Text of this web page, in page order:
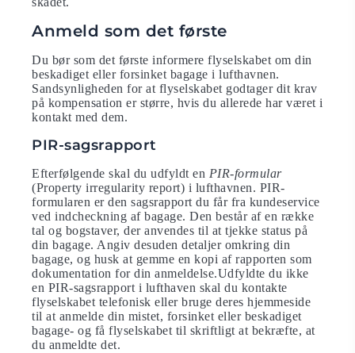
Anmeld som det første
Du bør som det første informere flyselskabet om din
beskadiget eller forsinket bagage i lufthavnen.
Sandsynligheden for at flyselskabet godtager dit krav
på kompensation er større, hvis du allerede har været i
kontakt med dem.
PIR-sagsrapport
Efterfølgende skal du udfyldt en PIR-formular
(Property irregularity report) i lufthavnen. PIR-
formularen er den sagsrapport du får fra kundeservice
ved indcheckning af bagage. Den består af en række
tal og bogstaver, der anvendes til at tjekke status på
din bagage. Angiv desuden detaljer omkring din
bagage, og husk at gemme en kopi af rapporten som
dokumentation for din anmeldelse.Udfyldte du ikke
en PIR-sagsrapport i lufthaven skal du kontakte
flyselskabet telefonisk eller bruge deres hjemmeside
til at anmelde din mistet, forsinket eller beskadiget
bagage- og få flyselskabet til skriftligt at bekræfte, at
du anmeldte det.